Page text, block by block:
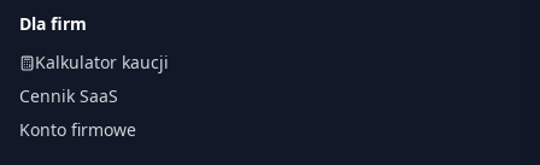
Dla firm
Kalkulator kaucji
Cennik SaaS
Konto firmowe